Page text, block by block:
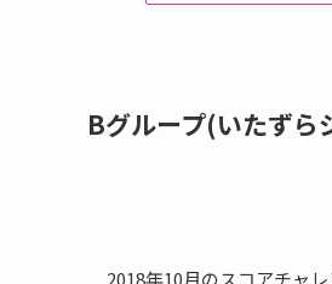
Bグループ(いたずら
2018年10月のスコアチャ